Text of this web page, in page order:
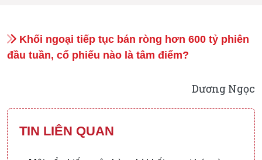
Khối ngoại tiếp tục bán ròng hơn 600 tỷ phiên
đầu tuần, cổ phiếu nào là tâm điểm?
Dương Ngọc
TIN LIÊN QUAN